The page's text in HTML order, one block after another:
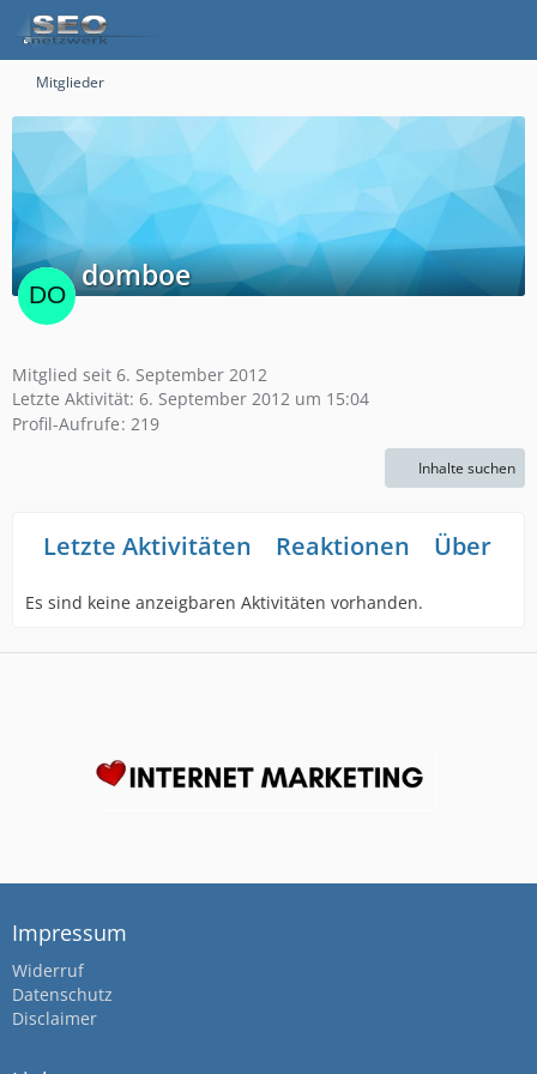
Mitglieder
domboe
Mitglied seit 6. September 2012
Letzte Aktivität: 6. September 2012 um 15:04
Profil-Aufrufe 219
Inhalte suchen
Letzte Aktivitäten Reaktionen Über
Es sind keine anzeigbaren Aktivitäten vorhanden.
Impressum
Widerruf
Datenschutz
Disclaimer